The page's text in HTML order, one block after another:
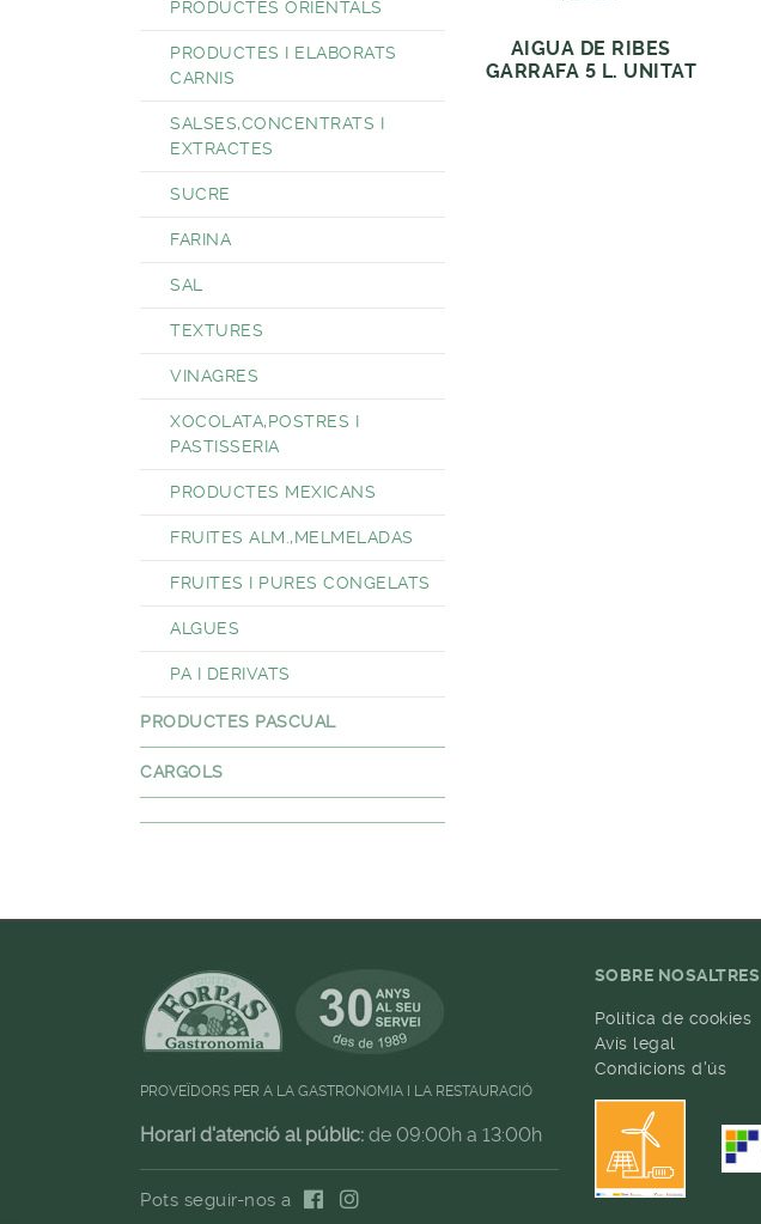
PRODUCTES ORIENTALS
PRODUCTES I ELABORATS
CARNIS
SALSES,CONCENTRATS I
EXTRACTES
SUCRE
FARINA
SAL
TEXTURES
VINAGRES
XOCOLATA,POSTRES I
PASTISSERIA
PRODUCTES MEXICANS
FRUITES ALM.,MELMELADAS
FRUITES I PURES CONGELATS
ALGUES
PA I DERIVATS
PRODUCTES PASCUAL
CARGOLS
AIGUA DE RIBES
GARRAFA 5 L. UNITAT
PROVEÏDORS PER A LA GASTRONOMIA I LA RESTAURACIÓ
Horari d'atenció al públic: de 09:00h a 13:00h
Pots seguir-nos a
SOBRE NOSALTRES
Política de cookies
Avís legal
Condicions d'ús